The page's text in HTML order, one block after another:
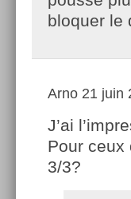
bloquer le
Arno 21 juin
J’ai
Pour ceux
3/3?